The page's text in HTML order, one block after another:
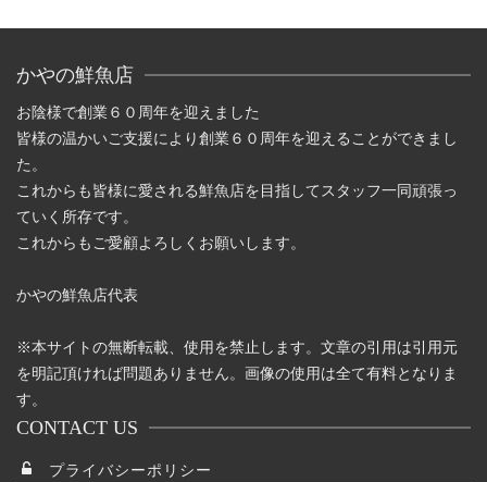
かやの鮮魚店
お陰様で創業６０周年を迎えました
皆様の温かいご支援により創業６０周年を迎えることができまし
た。
これからも皆様に愛される鮮魚店を目指してスタッフ一同頑張っ
ていく所存です。
これからもご愛顧よろしくお願いします。
かやの鮮魚店代表
※本サイトの無断転載、使用を禁止します。文章の引用は引用元
を明記頂ければ問題ありません。画像の使用は全て有料となりま
す。
CONTACT US
プライバシーポリシー